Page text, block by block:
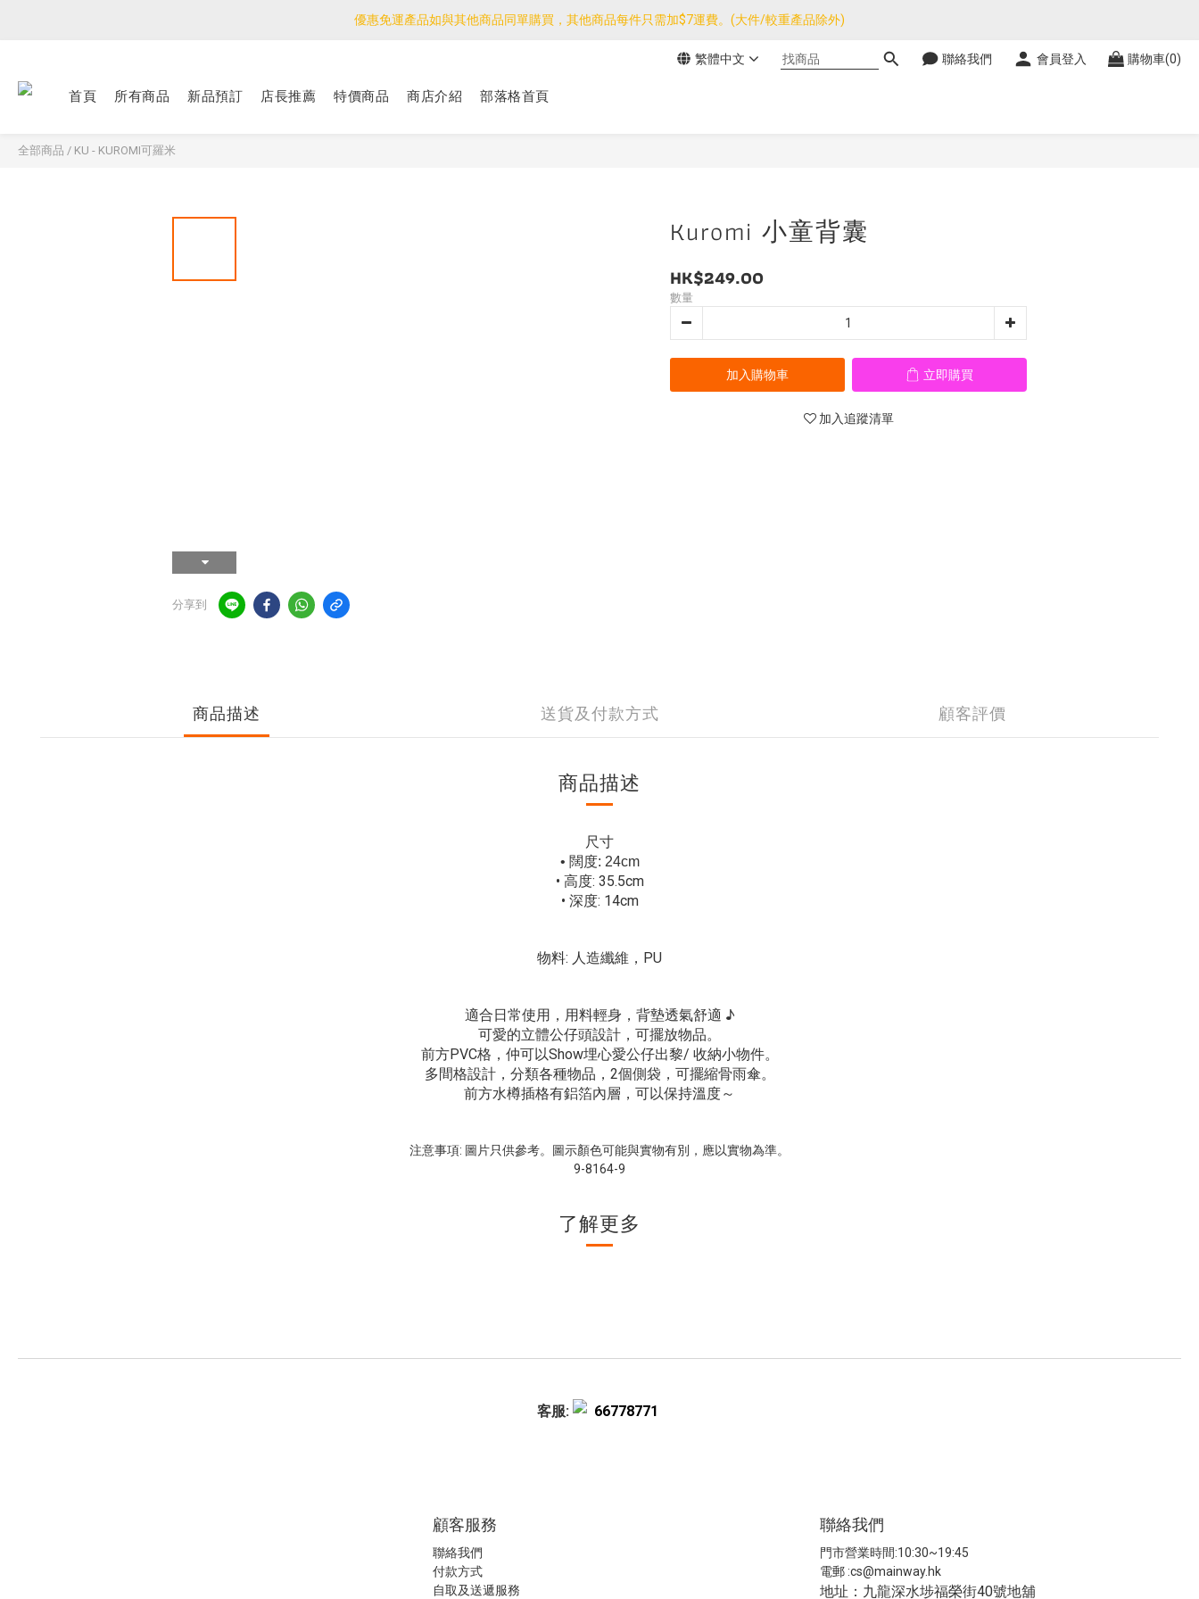
優惠免運產品如與其他商品同單購買，其他商品每件只需加$7運費。(大件/較重產品除外)
優惠免運產品如與其他商品同單購買，其他商品每件只需加$7運費。(大件/較重產品除外)
<公告>感謝支持！我們團隊由30/7~12/8外訪搜羅新產品，期間網店訂單處理及客服服務暫停，門市正常營業。
優惠免運產品如與其他商品同單購買，其他商品每件只需加$7運費。(大件/較重產品除外)
繁體中文 聯絡我們 會員登入 購物車(0)
首頁 所有商品 新品預訂 店長推薦 特價商品 商店介紹 部落格首頁
全部商品 / KU - KUROMI可羅米
分享到
Kuromi 小童背囊
HK$249.00
數量
加入購物車 立即購買
加入追蹤清單
商品描述 送貨及付款方式 顧客評價
商品描述
尺寸
• 闊度: 24cm
• 高度: 35.5cm
• 深度: 14cm
物料: 人造纖維，PU
適合日常使用，用料輕身，背墊透氣舒適 ♪
可愛的立體公仔頭設計，可擺放物品。
前方PVC格，仲可以Show埋心愛公仔出黎/ 收納小物件。
多間格設計，分類各種物品，2個側袋，可擺縮骨雨傘。
前方水樽插格有鋁箔內層，可以保持溫度～
注意事項: 圖片只供參考。圖示顏色可能與實物有別，應以實物為準。
9-8164-9
了解更多
客服: 66778771
顧客服務
聯絡我們
付款方式
自取及送遞服務
聯絡我們
門市營業時間:10:30~19:45
電郵 :cs@mainway.hk
地址：九龍深水埗福榮街40號地舖